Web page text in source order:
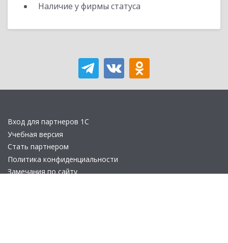
Наличие у фирмы статуса
Вход для партнеров 1С
Учебная версия
Стать партнером
Политика конфиденциальности
Замечания по сайту